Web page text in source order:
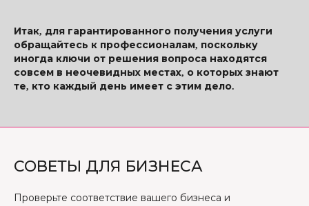
Итак, для гарантированного получения услуги
обращайтесь к профессионалам, поскольку
иногда ключи от решения вопроса находятся
совсем в неочевидных местах, о которых знают
те, кто каждый день имеет с этим дело.
СОВЕТЫ ДЛЯ БИЗНЕСА
Проверьте соответствие вашего бизнеса и